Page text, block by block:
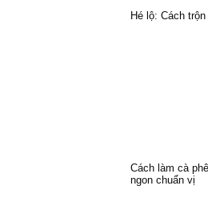
Hé lộ: Cách
Cách làm cà
ngon chuẩn vị